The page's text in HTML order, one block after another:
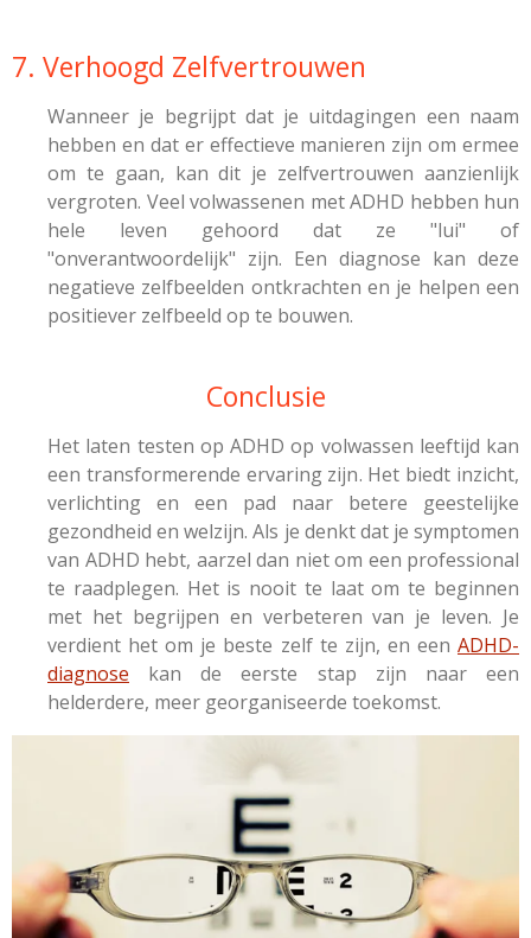
7. Verhoogd Zelfvertrouwen
Wanneer je begrijpt dat je uitdagingen een naam
hebben en dat er effectieve manieren zijn om ermee
om te gaan, kan dit je zelfvertrouwen aanzienlijk
vergroten. Veel volwassenen met ADHD hebben hun
hele leven gehoord dat ze "lui" of
"onverantwoordelijk" zijn. Een diagnose kan deze
negatieve zelfbeelden ontkrachten en je helpen een
positiever zelfbeeld op te bouwen.
Conclusie
Het laten testen op ADHD op volwassen leeftijd kan
een transformerende ervaring zijn. Het biedt inzicht,
verlichting en een pad naar betere geestelijke
gezondheid en welzijn. Als je denkt dat je symptomen
van ADHD hebt, aarzel dan niet om een professional
te raadplegen. Het is nooit te laat om te beginnen
met het begrijpen en verbeteren van je leven. Je
verdient het om je beste zelf te zijn, en een ADHD-
diagnose kan de eerste stap zijn naar een
helderdere, meer georganiseerde toekomst.